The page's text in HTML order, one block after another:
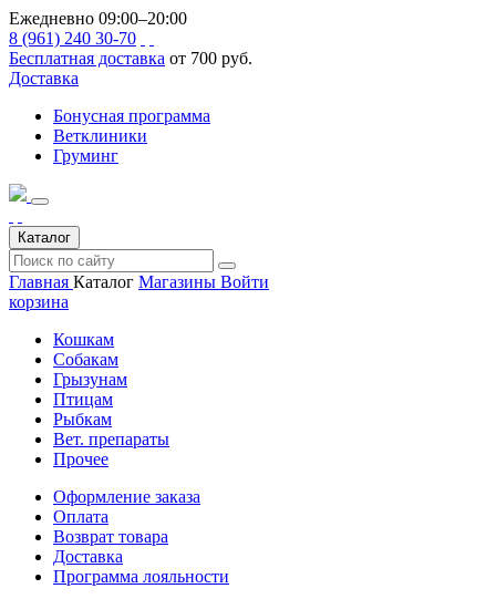
Ежедневно 09:00–20:00
8 (961) 240 30-70
Бесплатная доставка от 700 руб.
Доставка
Бонусная программа
Ветклиники
Груминг
Каталог
Главная Каталог Магазины Войти
корзина
Кошкам
Собакам
Грызунам
Птицам
Рыбкам
Вет. препараты
Прочее
Оформление заказа
Оплата
Возврат товара
Доставка
Программа лояльности